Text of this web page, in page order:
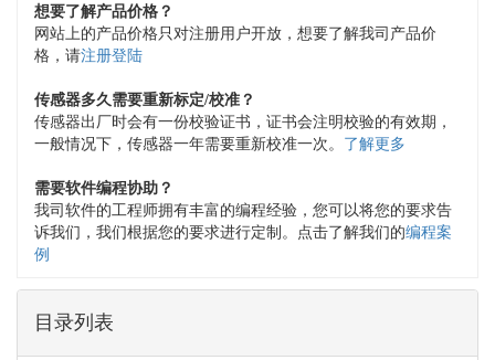
想要了解产品价格？
网站上的产品价格只对注册用户开放，想要了解我司产品价
格，请注册登陆
传感器多久需要重新标定/校准？
传感器出厂时会有一份校验证书，证书会注明校验的有效期，
一般情况下，传感器一年需要重新校准一次。 了解更多
需要软件编程协助？
我司软件的工程师拥有丰富的编程经验，您可以将您的要求告
诉我们，我们根据您的要求进行定制。点击了解我们的编程案
例
目录列表